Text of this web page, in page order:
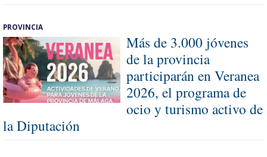
PROVINCIA
Más de 3.000 jóvenes
de la provincia
participarán en Veranea
2026, el programa de
ocio y turismo activo de
la Diputación